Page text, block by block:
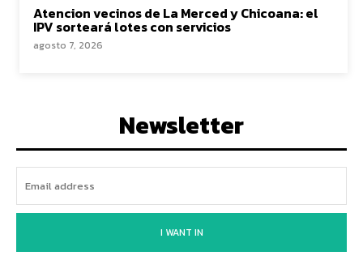
Atencion vecinos de La Merced y Chicoana: el
IPV sorteará lotes con servicios
agosto 7, 2026
Newsletter
I WANT IN